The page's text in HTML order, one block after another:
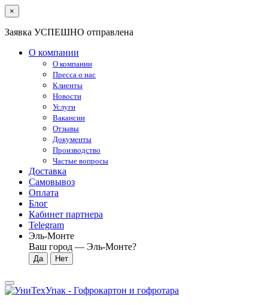
×
Заявка УСПЕШНО отправлена
О компании
О компании
Пресса о нас
Клиенты
Новости
Услуги
Вакансии
Отзывы
Документы
Производство
Частые вопросы
Доставка
Самовывоз
Оплата
Блог
Кабинет партнера
Telegram
Эль-Монте
Ваш город — Эль-Монте?